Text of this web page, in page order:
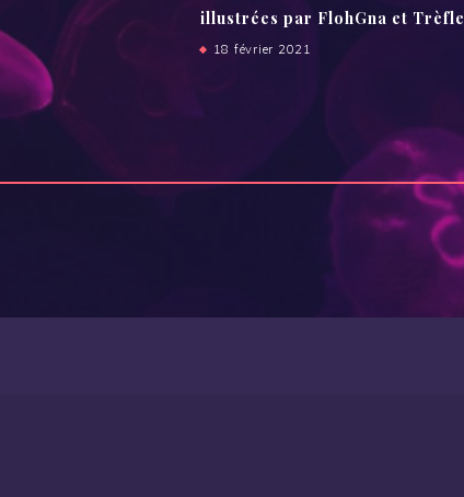
illustrées par FlohGna et Trèfle
18 février 2021